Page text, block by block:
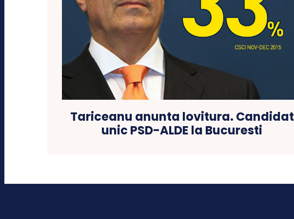
Tariceanu anunta lovitura. Candidat
unic PSD-ALDE la Bucuresti